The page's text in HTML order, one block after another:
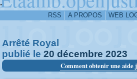
-
RSS A PROPOS WEB
Arrêté Royal
publié le 20 décembre 2023
Comment obtenir une aide